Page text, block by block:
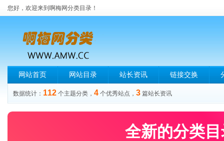
您好，欢迎来到啊梅网分类目录！
网站首页 网站目录 站长资讯 链接交换
数据统计： 112 个主题分类， 4 个优秀站点， 3 篇站长资讯
全新的分类